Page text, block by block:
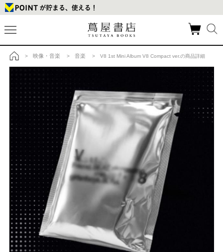
トップ
> 映像・音楽 > 音楽 > V8 1st Mini Album V8 Compact ver.の商品詳細